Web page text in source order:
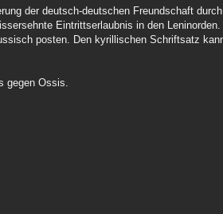
der deutsch-deutschen Freundschaft
Eintrittserlaubnis in den
posten. Den kyrillischen Schriftsatz
gegen Ossis.